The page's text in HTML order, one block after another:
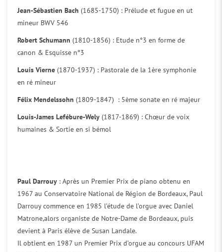
Jean-Sébastien Bach (1685-1750) : Prélude et fugue en ut
mineur BWV 546
Robert Schumann (1810-1856) : Etude n°3 en forme de
canon & Esquisse n°3
Louis Vierne (1870-1937) : Pastorale de la 1ère symphonie
en ré mineur
Félix Mendelssohn (1809-1847) : 5ème sonate en ré majeur
Louis-James Lefébure-Wely (1817-1869) : Chœur de voix
humaines & Sortie en si bémol
Paul Darrouy : Après un Premier Prix de piano obtenu en
1967 au Conservatoire National de Région de Bordeaux, Paul
Darrouy commence en 1985 l’étude de l’orgue avec Daniel
Matrone,alors organiste de Notre-Dame de Bordeaux, puis
devient à Paris élève de Susan Landale.
Il obtient en 1987 un Premier Prix d’orgue au concours UFAM